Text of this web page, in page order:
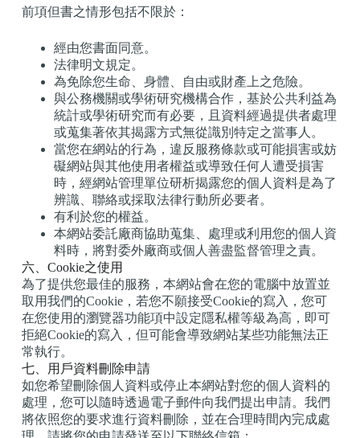
前項但書之情形包括不限於：
經由您書面同意。
法律明文規定。
為免除您生命、身體、自由或財產上之危險。
與公務機關或學術研究機構合作，基於公共利益為
統計或學術研究而有必要，且資料經過提供者處理
或蒐集著依其揭露方式無從識別特定之當事人。
當您在網站的行為，違反服務條款或可能損害或妨
礙網站與其他使用者權益或導致任何人遭受損害
時，經網站管理單位研析揭露您的個人資料是為了
辨識、聯絡或採取法律行動所必要者。
有利於您的權益。
本網站委託廠商協助蒐集、處理或利用您的個人資
料時，將對委外廠商或個人善盡監督管理之責。
六、Cookie之使用
為了提供您最佳的服務，本網站會在您的電腦中放置並
取用我們的Cookie，若您不願接受Cookie的寫入，您可
在您使用的瀏覽器功能項中設定隱私權等級為高，即可
拒絕Cookie的寫入，但可能會導致網站某些功能無法正
常執行。
七、用戶資料刪除申請
如您希望刪除個人資料或停止本網站對您的個人資料的
處理，您可以隨時透過電子郵件向我們提出申請。我們
將依照您的要求進行資料刪除，並在合理時間內完成處